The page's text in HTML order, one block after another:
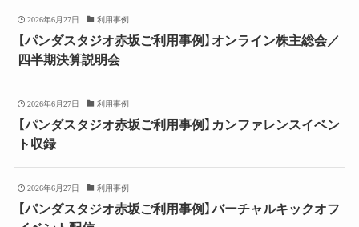
2026年6月27日 利用事例
【パンダスタジオ赤坂ご利用事例】オンライン株主総会／
四半期決算説明会
2026年6月27日 利用事例
【パンダスタジオ赤坂ご利用事例】カンファレンスイベン
ト収録
2026年6月27日 利用事例
【パンダスタジオ赤坂ご利用事例】バーチャルキックオフ